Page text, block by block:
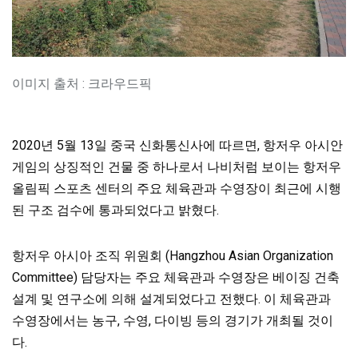
이미지 출처 : 크라우드픽
2020년 5월 13일 중국 신화통신사에 따르면, 항저우 아시안
게임의 상징적인 건물 중 하나로서 나비처럼 보이는 항저우
올림픽 스포츠 센터의 주요 체육관과 수영장이 최근에 시행
된 구조 검수에 통과되었다고 밝혔다.
항저우 아시아 조직 위원회 (Hangzhou Asian Organization
Committee) 담당자는 주요 체육관과 수영장은 베이징 건축
설계 및 연구소에 의해 설계되었다고 전했다. 이 체육관과
수영장에서는 농구, 수영, 다이빙 등의 경기가 개최될 것이
다.